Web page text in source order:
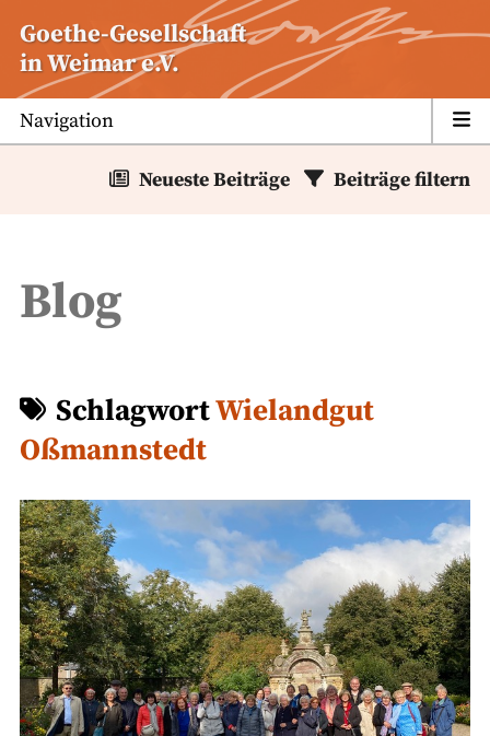
Inhalt
springen
Goethe-Gesellschaft
in Weimar e.V.
Navigation
Neueste Beiträge Beiträge filtern
Blog
SchlagwortWielandgut
Oßmannstedt